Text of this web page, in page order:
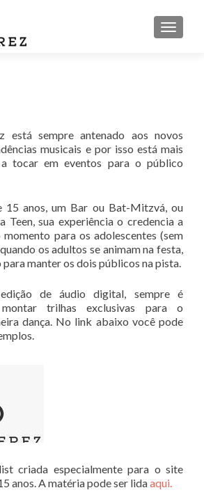
está sempre antenado aos novos
musicais e por isso está mais
tocar em eventos para o público
15 anos, um Bar ou Bat-Mitzvá, ou
Teen, sua experiência o credencia a
para os adolescentes (sem
os adultos se animam na festa,
manter os dois públicos na pista.
de áudio digital, sempre é
trilhas exclusivas para o
dança. No link abaixo você pode
criada especialmente para o site
anos. A matéria pode ser lidaaqui.